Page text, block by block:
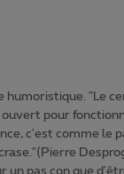
humoristique. "Le
pour
c'est comme le